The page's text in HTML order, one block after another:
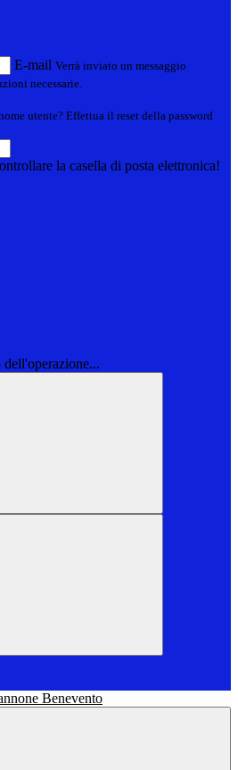
E-mail Verrà inviato un messaggio
necessarie.
utente? Effettua il reset della password
la casella di posta elettronica!